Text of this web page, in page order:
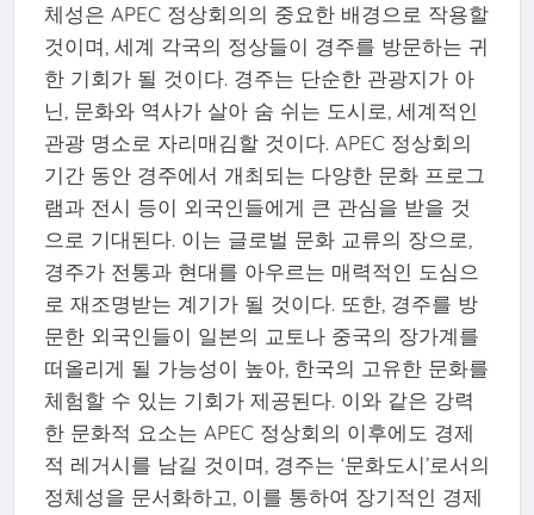
체성은 APEC 정상회의의 중요한 배경으로 작용할
것이며, 세계 각국의 정상들이 경주를 방문하는 귀
한 기회가 될 것이다. 경주는 단순한 관광지가 아
닌, 문화와 역사가 살아 숨 쉬는 도시로, 세계적인
관광 명소로 자리매김할 것이다. APEC 정상회의
기간 동안 경주에서 개최되는 다양한 문화 프로그
램과 전시 등이 외국인들에게 큰 관심을 받을 것
으로 기대된다. 이는 글로벌 문화 교류의 장으로,
경주가 전통과 현대를 아우르는 매력적인 도심으
로 재조명받는 계기가 될 것이다. 또한, 경주를 방
문한 외국인들이 일본의 교토나 중국의 장가계를
떠올리게 될 가능성이 높아, 한국의 고유한 문화를
체험할 수 있는 기회가 제공된다. 이와 같은 강력
한 문화적 요소는 APEC 정상회의 이후에도 경제
적 레거시를 남길 것이며, 경주는 ‘문화도시’로서의
정체성을 문서화하고, 이를 통하여 장기적인 경제